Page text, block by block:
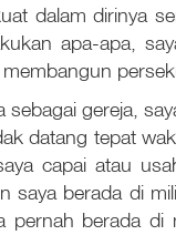
dalam dirinya
apa-apa,
gereja,
datang tepat
capai atau
saya berada di
berada di